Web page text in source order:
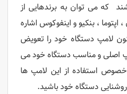
که می توان به برندهایی از
، بنکیو و اینفوکوس اشاره
لامپ دستگاه خود را تعویض
اصلی و مناسب دستگاه خود می
خصوص استفاده از این لامپ ها
دستگاه خود باشید.